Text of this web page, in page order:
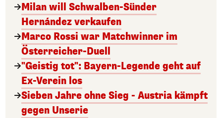
Milan will Schwalben-Sünder
Hernández verkaufen
Marco Rossi war Matchwinner im
Österreicher-Duell
"Geistig tot": Bayern-Legende geht auf
Ex-Verein los
Sieben Jahre ohne Sieg - Austria kämpft
gegen Unserie